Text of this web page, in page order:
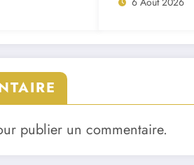
publier un commentaire.